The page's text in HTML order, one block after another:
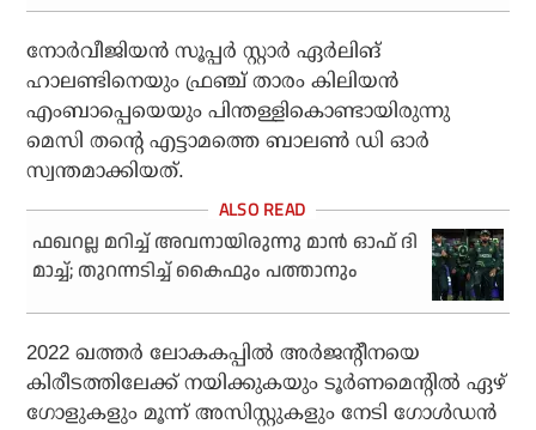
നോര്‍വീജിയന്‍ സൂപ്പര്‍ സ്റ്റാര്‍ ഏര്‍ലിങ്
ഹാലണ്ടിനെയും ഫ്രഞ്ച് താരം കിലിയന്‍
എംബാപ്പെയെയും പിന്തള്ളികൊണ്ടായിരുന്നു
മെസി തന്റെ എട്ടാമത്തെ ബാലണ്‍ ഡി ഓര്‍
സ്വന്തമാക്കിയത്.
ഫഖറല്ല മറിച്ച് അവനായിരുന്നു മാന്‍ ഓഫ് ദി
മാച്ച്; തുറന്നടിച്ച് കൈഫും പത്താനും
2022 ഖത്തര്‍ ലോകകപ്പില്‍ അര്‍ജന്റീനയെ
കിരീടത്തിലേക്ക് നയിക്കുകയും ടൂര്‍ണമെന്റില്‍ ഏഴ്
ഗോളുകളും മൂന്ന് അസിസ്റ്റുകളും നേടി ഗോള്‍ഡന്‍